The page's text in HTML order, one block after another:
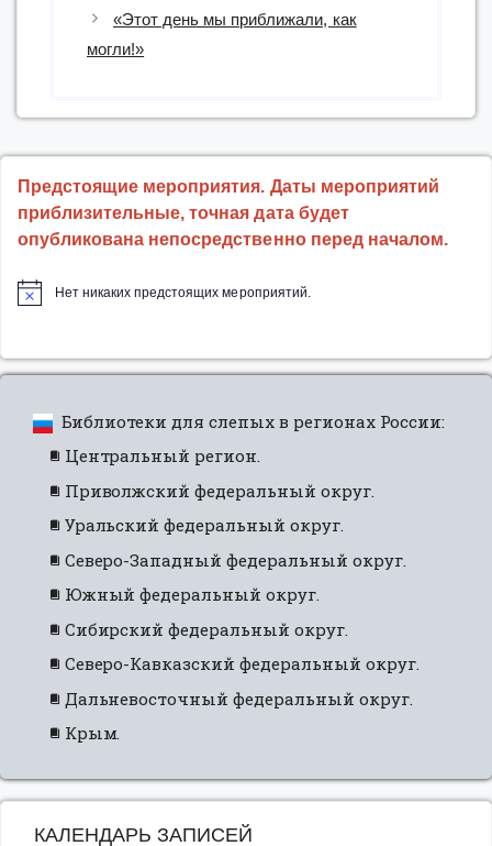
«Этот день мы приближали, как
могли!»
Предстоящие мероприятия. Даты мероприятий
приблизительные, точная дата будет
опубликована непосредственно перед началом.
Нет никаких предстоящих мероприятий.
Библиотеки для слепых в регионах России:
Центральный регион.
Приволжский федеральный округ.
Уральский федеральный округ.
Северо-Западный федеральный округ.
Южный федеральный округ.
Сибирский федеральный округ.
Северо-Кавказский федеральный округ.
Дальневосточный федеральный округ.
Крым.
КАЛЕНДАРЬ ЗАПИСЕЙ